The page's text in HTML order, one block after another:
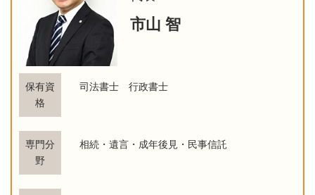
市山 智
保有資
格
司法書士 行政書士
専門分
野
相続・遺言・成年後見・民事信託